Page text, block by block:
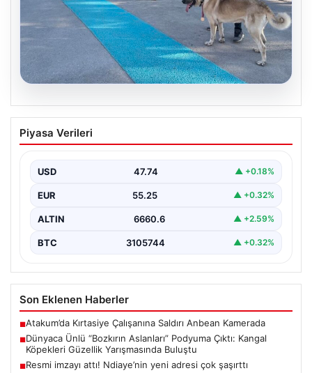
Dünyaca Ünlü “Bozkırın Aslanları”
Podyuma Çıktı: Kangal Köpekleri
Sivas Belediyesi tarafından organize edilen "Kangal
Standartları…
Piyasa Verileri
USD 47.74 ▲ +0.18%
EUR 55.25 ▲ +0.32%
ALTIN 6660.6 ▲ +2.59%
BTC 3105744 ▲ +0.32%
Son Eklenen Haberler
■Atakum’da Kırtasiye Çalışanına Saldırı Anbean Kamerada
■Dünyaca Ünlü “Bozkırın Aslanları” Podyuma Çıktı: Kangal
Köpekleri Güzellik Yarışmasında Buluştu
■Resmi imzayı attı! Ndiaye’nin yeni adresi çok şaşırttı